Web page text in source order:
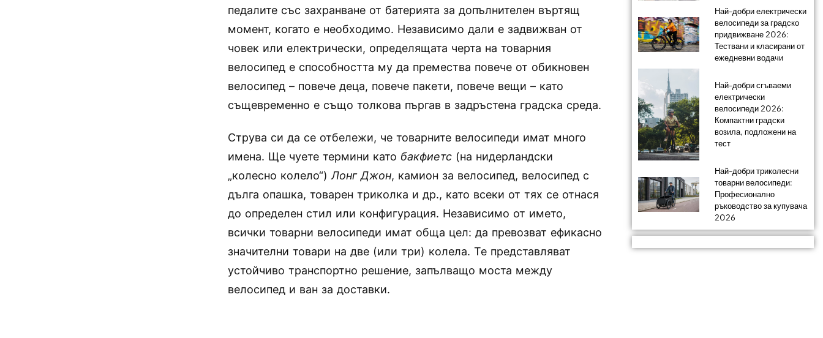
педалите със захранване от батерията за допълнителен въртящ
момент, когато е необходимо. Независимо дали е задвижван от
човек или електрически, определящата черта на товарния
велосипед е способността му да премества повече от обикновен
велосипед – повече деца, повече пакети, повече вещи – като
същевременно е също толкова пъргав в задръстена градска среда.
Струва си да се отбележи, че товарните велосипеди имат много
имена. Ще чуете термини като бакфиетс (на нидерландски
„колесно колело“)Лонг Джон, камион за велосипед, велосипед с
дълга опашка, товарен триколка и др., като всеки от тях се отнася
до определен стил или конфигурация. Независимо от името,
всички товарни велосипеди имат обща цел: да превозват ефикасно
значителни товари на две (или три) колела. Те представляват
устойчиво транспортно решение, запълващо моста между
велосипед и ван за доставки.
Най-добри електрически
велосипеди за градско
придвижване 2026:
Тествани и класирани от
ежедневни водачи
Най-добри сгъваеми
електрически
велосипеди 2026:
Компактни градски
возила, подложени на
тест
Най-добри триколесни
товарни велосипеди:
Професионално
ръководство за купувача
2026